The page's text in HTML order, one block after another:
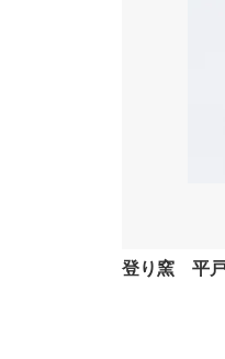
登り窯 平戸